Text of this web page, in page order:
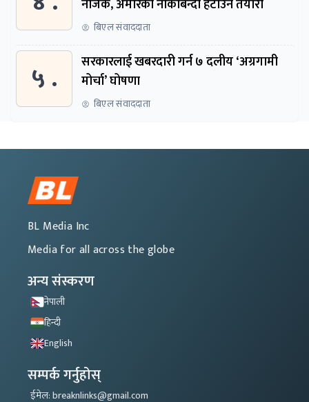
नजिक, अमेरिकी नाकाबन्दी हटाउने तयारी
बिएल संवाददाता
५ .
सरकारलाई खबरदारी गर्न ७ दलीय ‘अग्रगामी
मोर्चा’ घोषणा
बिएल संवाददाता
BL Media Inc
Media for all across the globe
अन्य संस्करण
नेपाली
हिन्दी
English
सम्पर्क गर्नुहोस्
ईमेल: breaknlinks@gmail.com